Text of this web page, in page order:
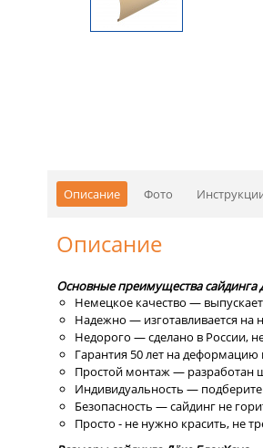
Описание Фото
Описание
Основные преимущества сайдинга
Немецкое качество —
Надежно — изготавливается
Недорого — сделано в России,
Гарантия 50 лет на деформацию
Простой монтаж — разработан
Индивидуальность — подберите
Безопасность — сайдинг не
Просто - не нужно красить, не